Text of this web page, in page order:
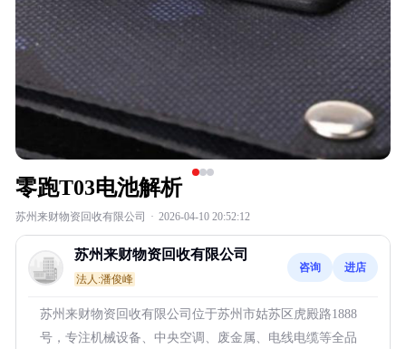
零跑T03电池解析
苏州来财物资回收有限公司 · 2026-04-10 20:52:12
苏州来财物资回收有限公司
法人:潘俊峰
咨询 进店
苏州来财物资回收有限公司位于苏州市姑苏区虎殿路1888
号，专注机械设备、中央空调、废金属、电线电缆等全品